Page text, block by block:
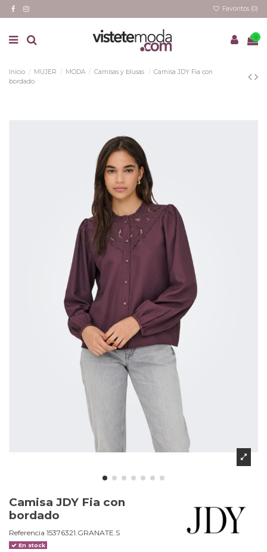
Favoritos (0)
0
Inicio MUJER MODA Camisas y blusas
Camisa JDY Fia con
bordado
Camisa JDY Fia con
bordado
Referencia 15376321.GRANATE.S
En stock